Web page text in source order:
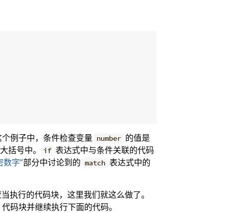
例子中，条件检查变量 number 的值是
括号中。
if 表达式中与条件关联的代码
数字”部分中讨论到的 match 表达式中的
执行的代码块，这里我们就这么做了。
代码块并继续执行下面的代码。